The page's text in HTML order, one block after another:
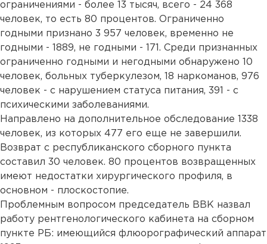
ограничениями - более 13 тысяч, всего - 24 368
человек, то есть 80 процентов. Ограниченно
годными признано 3 957 человек, временно не
годными - 1889, не годными - 171. Среди признанных
ограниченно годными и негодными обнаружено 10
человек, больных туберкулезом, 18 наркоманов, 976
человек - с нарушением статуса питания, 391 - с
психическими заболеваниями.
Направлено на дополнительное обследование 1338
человек, из которых 477 его еще не завершили.
Возврат с республиканского сборного пункта
составил 30 человек. 80 процентов возвращенных
имеют недостатки хирургического профиля, в
основном - плоскостопие.
Проблемным вопросом председатель ВВК назвал
работу рентгенологического кабинета на сборном
пункте РБ: имеющийся флюорографический аппарат